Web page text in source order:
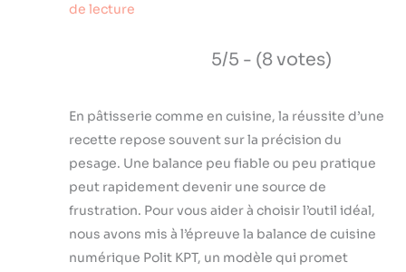
de lecture
5/5 - (8 votes)
En pâtisserie comme en cuisine, la réussite d’une
recette repose souvent sur la précision du
pesage. Une balance peu fiable ou peu pratique
peut rapidement devenir une source de
frustration. Pour vous aider à choisir l’outil idéal,
nous avons mis à l’épreuve la balance de cuisine
numérique Polit KPT, un modèle qui promet